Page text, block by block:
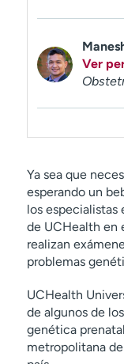
Ver
Ya sea que
esperando un
los
de UCHealth en
realizan
problemas
UCHealth
de algunos de
genética
metropolitana